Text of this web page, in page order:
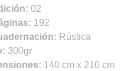
02
192
Rústica
300gr
140 cm x 210 cm